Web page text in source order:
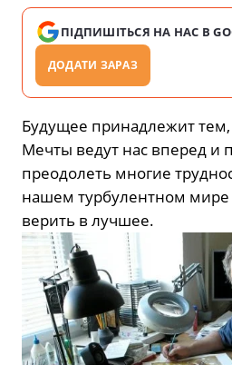
ПІДПИШІТЬСЯ НА НАС В
ДОДАТИ ЗАРАЗ
Будущее принадлежит тем,
Мечты ведут нас вперед и
преодолеть многие
нашем турбулентном
верить в лучшее.